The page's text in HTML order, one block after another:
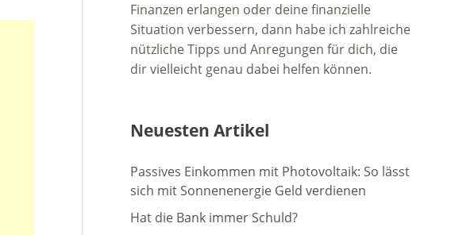
Finanzen erlangen oder deine finanzielle
Situation verbessern, dann habe ich zahlreiche
nützliche Tipps und Anregungen für dich, die
dir vielleicht genau dabei helfen können.
Neuesten Artikel
Passives Einkommen mit Photovoltaik: So lässt
sich mit Sonnenenergie Geld verdienen
Hat die Bank immer Schuld?